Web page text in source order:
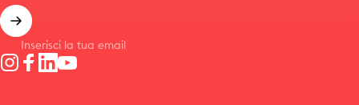
Inserisci la tua email